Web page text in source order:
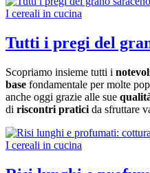
I cereali in cucina
Tutti i pregi del
Scopriamo insieme tutti i
base fondamentale per molte
anche oggi grazie alle sue
di riscontri pratici da sfruttare
I cereali in cucina